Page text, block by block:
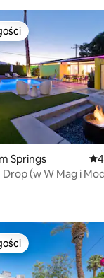
recenzji: 584
z kategorii
Springs
(w W Mag i
z kategorii